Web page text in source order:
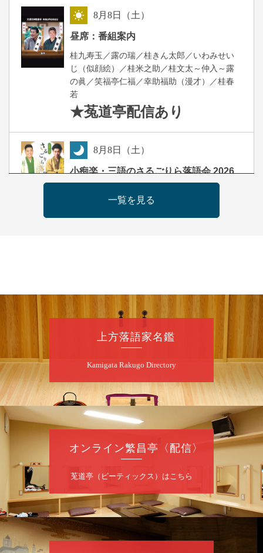
8月8日（土）
昼席：番組案内
桂九寿玉／露の瑞／桂きん太郎／いわみせい
じ（似顔絵）／桂米之助／桂文太～仲入～露
の眞／笑福亭仁福／幸助福助（漫才）／桂春
若
★菟道亭配信あり
8月8日（土）
小痴楽・三語のさるごりら落語会 2026
開演：午後6時（5時30分開場）全席指定
前売3,500円 当日4,000円
第98回 桂慶枝の早起き寄席～親子の噺
スペシャル～
桂慶枝「KCストーリー」／月亭遊真「真田小
僧」／桂三実「ワンワン」／桂慶枝「せんた
開演：午前10時（9時30分開場）1F全席指
定 2F全席自由
前売2,000円 当日2,500円 25歳以下前売・
当日共1,000円
お問合せ：落語ファクトリー 0120-874-315
8月 9 日（日）
昼席：番組案内
桂二豆／露の瑞／桂きん太郎／いわみせいじ
（似顔絵）／桂三扇／桂文太～仲入～笑福亭
笑利／笑福亭仁福／幸助福助（漫才）／桂春
若
一覧を見る
上方落語家名鑑
Kamigata Rakugo Directory
オンライン繁昌亭〈配信〉
莵道亭（ピーティックス）はこちら